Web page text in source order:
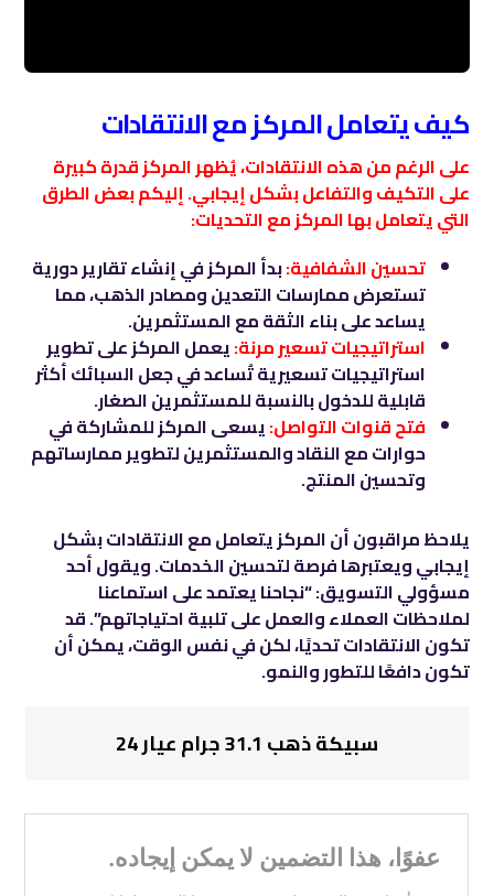
كيف يتعامل المركز مع الانتقادات
على الرغم من هذه الانتقادات، يُظهر المركز قدرة كبيرة
على التكيف والتفاعل بشكل إيجابي. إليكم بعض الطرق
التي يتعامل بها المركز مع التحديات:
تحسين الشفافية:بدأ المركز في إنشاء تقارير دورية
تستعرض ممارسات التعدين ومصادر الذهب، مما
يساعد على بناء الثقة مع المستثمرين.
استراتيجيات تسعير مرنة:يعمل المركز على تطوير
استراتيجيات تسعيرية تُساعد في جعل السبائك أكثر
قابلية للدخول بالنسبة للمستثمرين الصغار.
فتح قنوات التواصل:يسعى المركز للمشاركة في
حوارات مع النقاد والمستثمرين لتطوير ممارساتهم
وتحسين المنتج.
يلاحظ مراقبون أن المركز يتعامل مع الانتقادات بشكل
إيجابي ويعتبرها فرصة لتحسين الخدمات. ويقول أحد
مسؤولي التسويق: “نجاحنا يعتمد على استماعنا
لملاحظات العملاء والعمل على تلبية احتياجاتهم”. قد
تكون الانتقادات تحديًا، لكن في نفس الوقت، يمكن أن
تكون دافعًا للتطور والنمو.
سبيكة ذهب 31.1 جرام عيار 24